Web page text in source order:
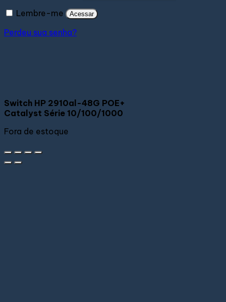
Lembre-me
Acessar
Perdeu sua senha?
Switch HP 2910al-48G POE+
Catalyst Série 10/100/1000
Fora de estoque